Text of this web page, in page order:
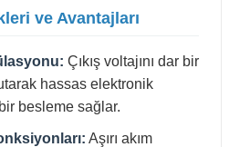
ve Avantajları
Çıkış voltajını dar bir
hassas elektronik
besleme sağlar.
Aşırı akım